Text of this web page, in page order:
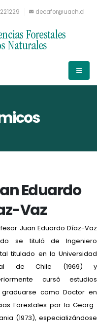
decafor@uach.cl
Eduardo
Vaz
Juan Eduardo Díaz-Vaz
se tituló de Ingeniero
titulado en la Universidad
de Chile (1969) y
cursó estudios
como Doctor en
Forestales por la Georg-
(1973), especializándose